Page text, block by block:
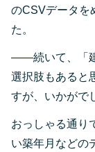
のCSVデータを
た。
――続いて、「
選択肢もあると
すが、いかがで
おっしゃる通り
い築年月などの